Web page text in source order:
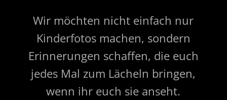
Wir möchten nicht einfach nur
Kinderfotos machen, sondern
Erinnerungen schaffen, die euch
jedes Mal zum Lächeln bringen,
wenn ihr euch sie anseht.